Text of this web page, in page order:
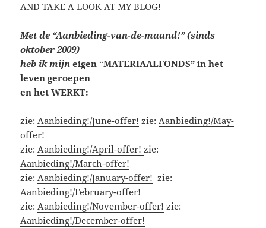
AND TAKE A LOOK AT MY BLOG!
Met de “Aanbieding-van-de-maand!” (sinds
oktober 2009)
heb ik mijn eigen “MATERIAALFONDS” in het
leven geroepen
en het WERKT:
zie:Aanbieding!/June-offer! zie:Aanbieding!/May-
offer!
zie:Aanbieding!/April-offer!zie:
Aanbieding!/March-offer!
zie:Aanbieding!/January-offer! zie:
Aanbieding!/February-offer!
zie:Aanbieding!/November-offer! zie:
Aanbieding!/December-offer!